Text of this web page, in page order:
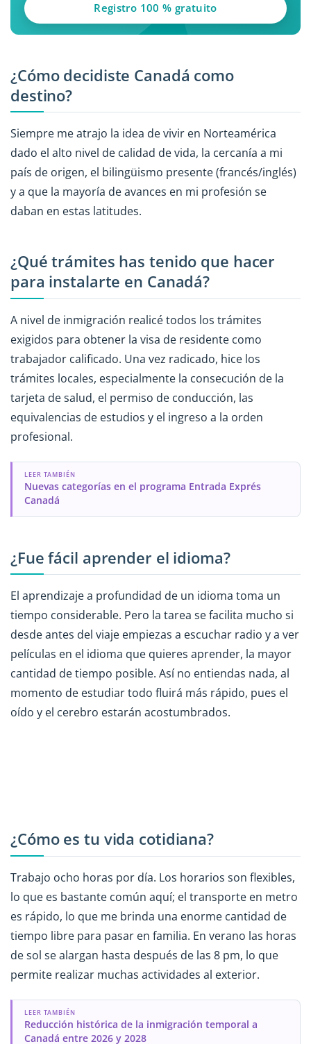
Registro 100 % gratuito
¿Cómo decidiste Canadá como
destino?
Siempre me atrajo la idea de vivir en Norteamérica
dado el alto nivel de calidad de vida, la cercanía a mi
país de origen, el bilingüismo presente (francés/inglés)
y a que la mayoría de avances en mi profesión se
daban en estas latitudes.
¿Qué trámites has tenido que hacer
para instalarte en Canadá?
A nivel de inmigración realicé todos los trámites
exigidos para obtener la visa de residente como
trabajador calificado. Una vez radicado, hice los
trámites locales, especialmente la consecución de la
tarjeta de salud, el permiso de conducción, las
equivalencias de estudios y el ingreso a la orden
profesional.
LEER TAMBIÉN
Nuevas categorías en el programa Entrada Exprés
Canadá
¿Fue fácil aprender el idioma?
El aprendizaje a profundidad de un idioma toma un
tiempo considerable. Pero la tarea se facilita mucho si
desde antes del viaje empiezas a escuchar radio y a ver
películas en el idioma que quieres aprender, la mayor
cantidad de tiempo posible. Así no entiendas nada, al
momento de estudiar todo fluirá más rápido, pues el
oído y el cerebro estarán acostumbrados.
¿Cómo es tu vida cotidiana?
Trabajo ocho horas por día. Los horarios son flexibles,
lo que es bastante común aquí; el transporte en metro
es rápido, lo que me brinda una enorme cantidad de
tiempo libre para pasar en familia. En verano las horas
de sol se alargan hasta después de las 8 pm, lo que
permite realizar muchas actividades al exterior.
LEER TAMBIÉN
Reducción histórica de la inmigración temporal a
Canadá entre 2026 y 2028